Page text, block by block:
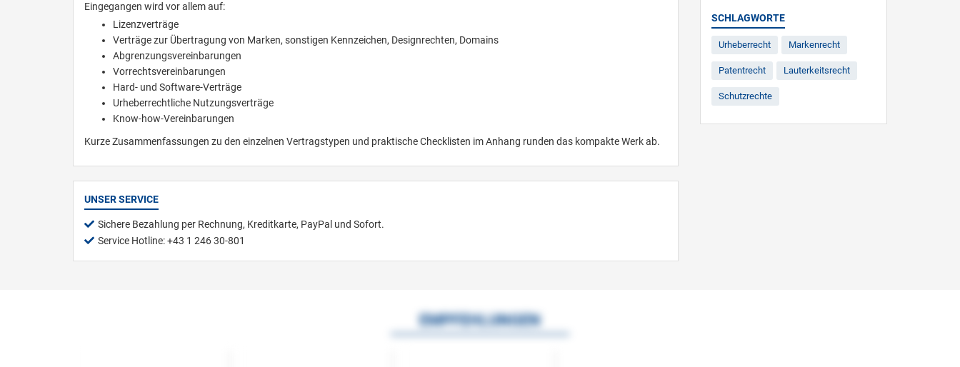
Eingegangen wird vor allem auf:
Lizenzverträge
Verträge zur Übertragung von Marken, sonstigen Kennzeichen, Designrechten, Domains
Abgrenzungsvereinbarungen
Vorrechtsvereinbarungen
Hard- und Software-Verträge
Urheberrechtliche Nutzungsverträge
Know-how-Vereinbarungen
Kurze Zusammenfassungen zu den einzelnen Vertragstypen und praktische Checklisten im Anhang runden das kompakte Werk ab.
UNSER SERVICE
Sichere Bezahlung per Rechnung, Kreditkarte, PayPal und Sofort.
Service Hotline: +43 1 246 30-801
SCHLAGWORTE
Urheberrecht Markenrecht
Patentrecht Lauterkeitsrecht
Schutzrechte
EMPFEHLUNGEN